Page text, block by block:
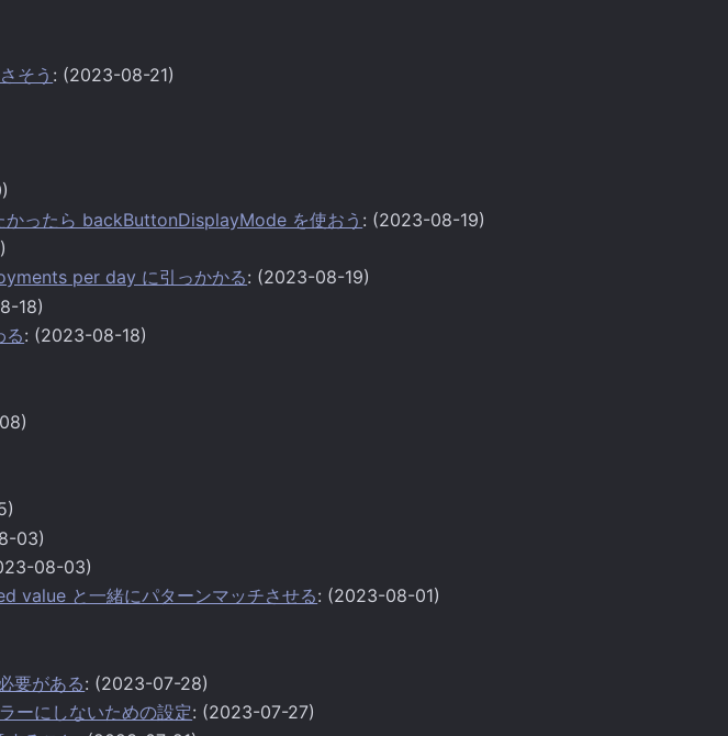
そう : (2023-08-21)
ったら backButtonDisplayMode を使おう : (2023-08-19)
per day に引っかかる: (2023-08-19)
18)
る: (2023-08-18)
03)
08-03)
value と一緒にパターンマッチさせる: (2023-08-01)
要がある: (2023-07-28)
ーにしないための設定: (2023-07-27)